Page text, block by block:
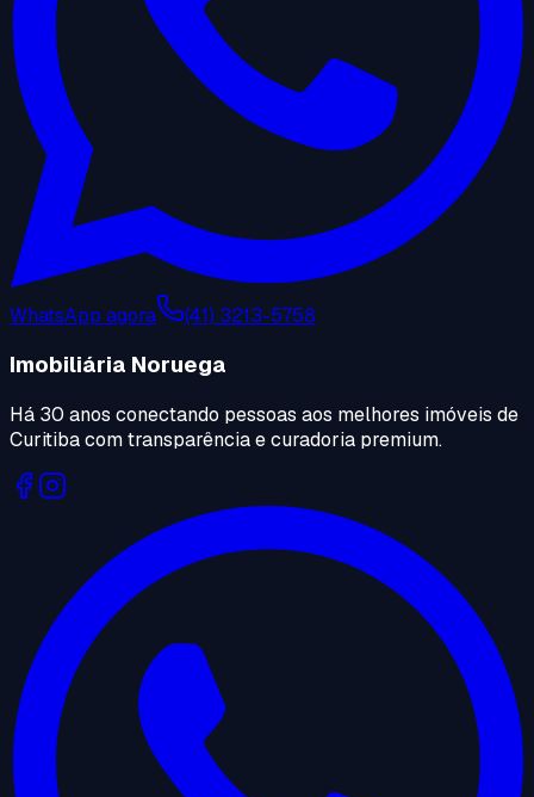
WhatsApp agora (41) 3213-5758
Imobiliária Noruega
Há 30 anos conectando pessoas aos melhores imóveis de
Curitiba com transparência e curadoria premium.